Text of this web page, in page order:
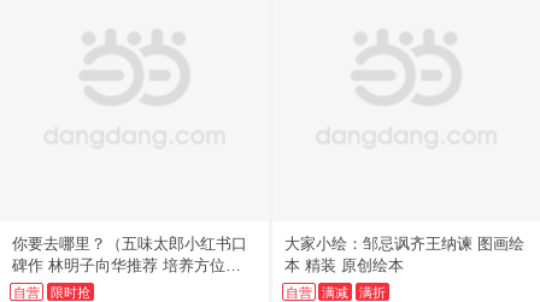
你要去哪里？（五味太郎小红书口
碑作 林明子向华推荐 培养方位
感、观察力、发现力）
自营 限时抢
大家小绘：邹忌讽齐王纳谏 图画绘
本 精装 原创绘本
自营 满减 满折